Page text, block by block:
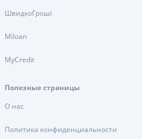
ШвидкоГроші
Miloan
MyCredit
Полезные страницы
О нас
Политика конфиденциальности